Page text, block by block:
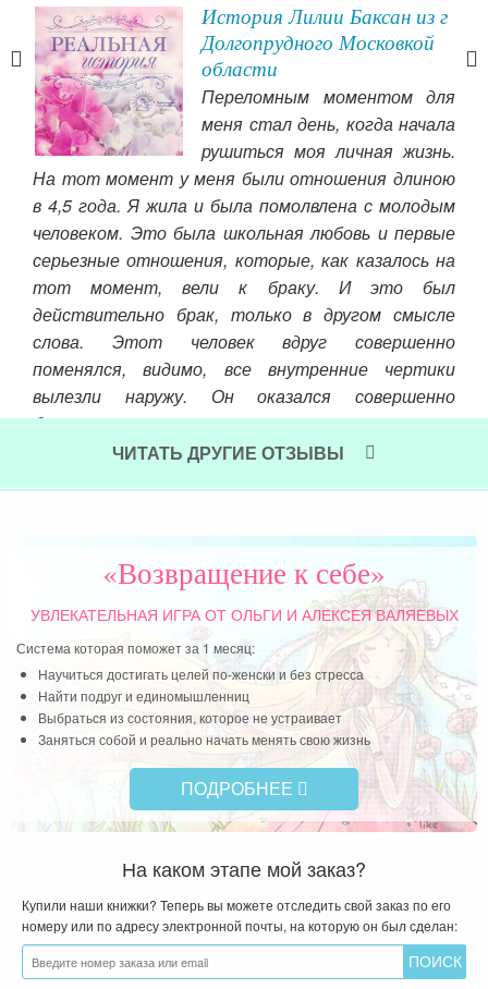
и
История Лилии Баксан из г
Долгопрудного Московкой
области
Переломным моментом для
меня стал день, когда начала
рушиться моя личная жизнь.
На тот момент у меня были отношения длиною
в 4,5 года. Я жила и была помолвлена с молодым
человеком. Это была школьная любовь и первые
серьезные отношения, которые, как казалось на
тот момент, вели к браку. И это был
действительно брак, только в другом смысле
слова. Этот человек вдруг совершенно
поменялся, видимо, все внутренние чертики
вылезли наружу. Он оказался совершенно
безответственным, эгоистичным, и не умеющим
любить; захотел разнообразия в женском
Читать далее »
ЧИТАТЬ ДРУГИЕ ОТЗЫВЫ
«Возвращение к себе»
УВЛЕКАТЕЛЬНАЯ ИГРАОТ ОЛЬГИ И АЛЕКСЕЯ ВАЛЯЕВЫХ
Система которая поможет за 1 месяц:
Научиться достигать целей по-женски и без стресса
Найти подруг и единомышленниц
Выбраться из состояния, которое не устраивает
Заняться собой и реально начать менять свою жизнь
ПОДРОБНЕЕ
На каком этапе мой заказ?
Купили наши книжки? Теперь вы можете отследить свой заказ по его
номеру или по адресу электронной почты, на которую он был сделан: